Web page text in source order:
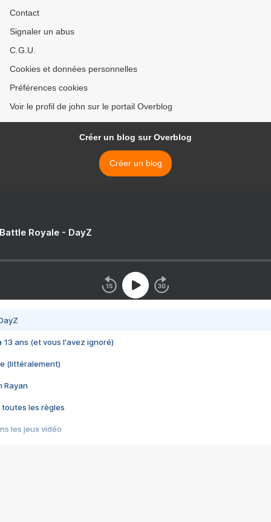
Contact
Signaler un abus
C.G.U.
Cookies et données personnelles
Préférences cookies
Voir le profil de john sur le portail Overblog
Créer un blog sur Overblog
Créer un blog
Royale - DayZ
13 ans (et vous l'avez ignoré)
(littéralement)
Rayan
toutes les règles
les jeux vidéo